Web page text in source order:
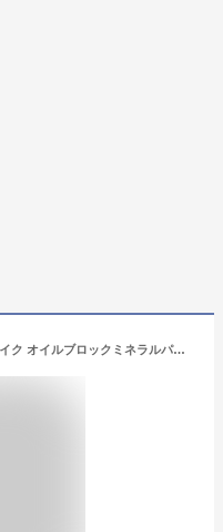
「ポイント10倍 4月1日」 キャンメイク オイルブロックミネラルパウダー No.01 クリア フェイスパウダー アットコスメ 正規品